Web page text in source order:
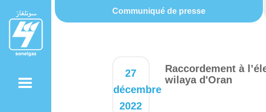
Communiqué de presse
27
décembre
2022
Raccordement à
wilaya d'Oran